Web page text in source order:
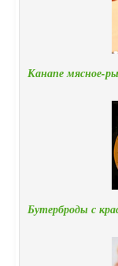
Канапе мясное-
Бутерброды с